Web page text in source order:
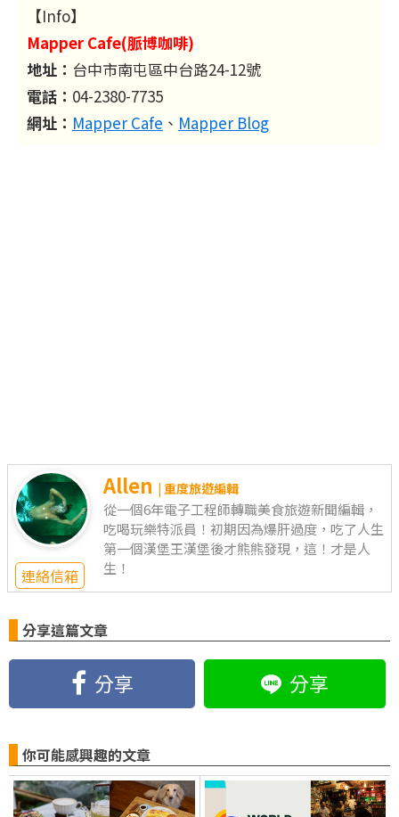
【Info】
Mapper Cafe(脈博咖啡)
地址： 台中市南屯區中台路24-12號
電話： 04-2380-7735
網址： Mapper Cafe 、 Mapper Blog
連絡信箱
Allen | 重度旅遊編輯
從一個6年電子工程師轉職美食旅遊新聞編輯，
吃喝玩樂特派員！初期因為爆肝過度，吃了人生
第一個漢堡王漢堡後才熊熊發現，這！才是人
生！
分享這篇文章
分享 分享
你可能感興趣的文章